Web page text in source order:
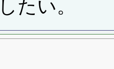
たい。